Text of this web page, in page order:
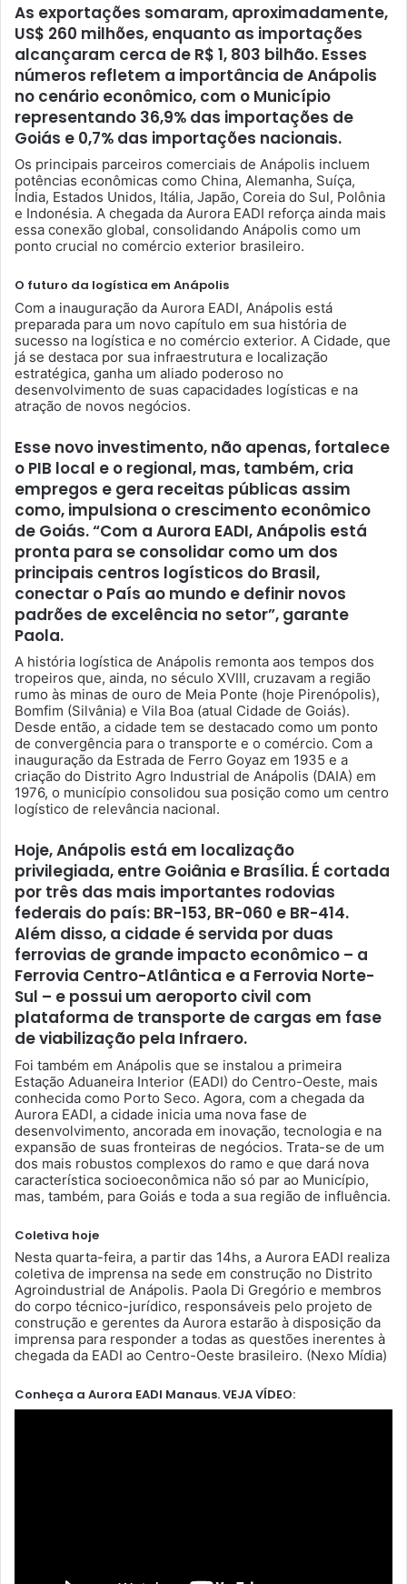
As exportações somaram, aproximadamente,
US$ 260 milhões, enquanto as importações
alcançaram cerca de R$ 1, 803 bilhão. Esses
números refletem a importância de Anápolis
no cenário econômico, com o Município
representando 36,9% das importações de
Goiás e 0,7% das importações nacionais.
Os principais parceiros comerciais de Anápolis incluem
potências econômicas como China, Alemanha, Suíça,
Índia, Estados Unidos, Itália, Japão, Coreia do Sul, Polônia
e Indonésia. A chegada da Aurora EADI reforça ainda mais
essa conexão global, consolidando Anápolis como um
ponto crucial no comércio exterior brasileiro.
O futuro da logística em Anápolis
Com a inauguração da Aurora EADI, Anápolis está
preparada para um novo capítulo em sua história de
sucesso na logística e no comércio exterior. A Cidade, que
já se destaca por sua infraestrutura e localização
estratégica, ganha um aliado poderoso no
desenvolvimento de suas capacidades logísticas e na
atração de novos negócios.
Esse novo investimento, não apenas, fortalece
o PIB local e o regional, mas, também, cria
empregos e gera receitas públicas assim
como, impulsiona o crescimento econômico
de Goiás. “Com a Aurora EADI, Anápolis está
pronta para se consolidar como um dos
principais centros logísticos do Brasil,
conectar o País ao mundo e definir novos
padrões de excelência no setor”, garante
Paola.
A história logística de Anápolis remonta aos tempos dos
tropeiros que, ainda, no século XVIII, cruzavam a região
rumo às minas de ouro de Meia Ponte (hoje Pirenópolis),
Bomfim (Silvânia) e Vila Boa (atual Cidade de Goiás).
Desde então, a cidade tem se destacado como um ponto
de convergência para o transporte e o comércio. Com a
inauguração da Estrada de Ferro Goyaz em 1935 e a
criação do Distrito Agro Industrial de Anápolis (DAIA) em
1976, o município consolidou sua posição como um centro
logístico de relevância nacional.
Hoje, Anápolis está em localização
privilegiada, entre Goiânia e Brasília. É cortada
por três das mais importantes rodovias
federais do país: BR-153, BR-060 e BR-414.
Além disso, a cidade é servida por duas
ferrovias de grande impacto econômico – a
Ferrovia Centro-Atlântica e a Ferrovia Norte-
Sul – e possui um aeroporto civil com
plataforma de transporte de cargas em fase
de viabilização pela Infraero.
Foi também em Anápolis que se instalou a primeira
Estação Aduaneira Interior (EADI) do Centro-Oeste, mais
conhecida como Porto Seco. Agora, com a chegada da
Aurora EADI, a cidade inicia uma nova fase de
desenvolvimento, ancorada em inovação, tecnologia e na
expansão de suas fronteiras de negócios. Trata-se de um
dos mais robustos complexos do ramo e que dará nova
característica socioeconômica não só par ao Município,
mas, também, para Goiás e toda a sua região de influência.
Coletiva hoje
Nesta quarta-feira, a partir das 14hs, a Aurora EADI realiza
coletiva de imprensa na sede em construção no Distrito
Agroindustrial de Anápolis. Paola Di Gregório e membros
do corpo técnico-jurídico, responsáveis pelo projeto de
construção e gerentes da Aurora estarão à disposição da
imprensa para responder a todas as questões inerentes à
chegada da EADI ao Centro-Oeste brasileiro. (Nexo Mídia)
Conheça a Aurora EADI Manaus. VEJA VÍDEO: